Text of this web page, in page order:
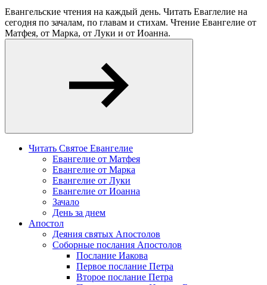
Евангельские чтения на каждый день. Читать Еваглелие на
сегодня по зачалам, по главам и стихам. Чтение Евангелие от
Матфея, от Марка, от Луки и от Иоанна.
Читать Святое Евангелие
Евангелие от Матфея
Евангелие от Марка
Евангелие от Луки
Евангелие от Иоанна
Зачало
День за днем
Апостол
Деяния святых Апостолов
Соборные послания Апостолов
Послание Иакова
Первое послание Петра
Второе послание Петра